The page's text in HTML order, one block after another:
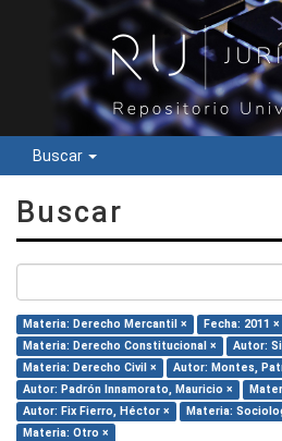
Buscar
Buscar
Materia: Derecho Mercantil × Fecha: 2011 ×
Materia: Derecho Constitucional ×
Autor:
Materia: Derecho Civil ×
Autor: Montes,
Autor: Padrón Innamorato, Mauricio ×
Autor: Fix Fierro, Héctor ×
Materia:
Materia: Otro ×